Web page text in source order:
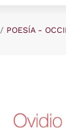
POESÍA -